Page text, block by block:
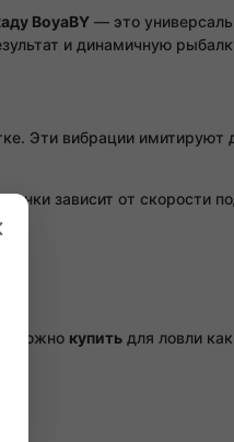
BoyaBY — это
и динамичную
Эти вибрации
зависит от скорости
можно купить для ловли